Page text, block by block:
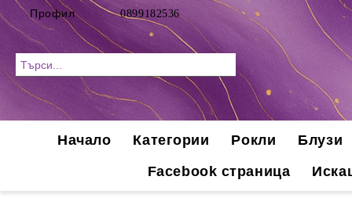
Профил 0899182536
Начало Категории Рокли
Блузи
Facebook страница